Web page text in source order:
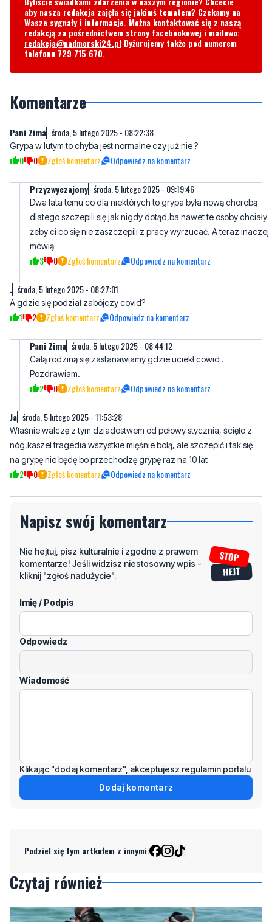
telefonu729 715 670.
Komentarze
Grypa w lutym to chyba jest normalne czy już nie ?
Przyzwyczajony środa, 5 lutego 2025 - 09:19:46
Dwa lata temu co dla niektórych to grypa była nową chorobą
żeby ci co się nie zaszczepili z pracy wyrzucać. A teraz inaczej
mówią
3 0 Zgłoś komentarz Odpowiedz na komentarz
środa, 5 lutego 2025 - 08:27:01
A gdzie się podział zabójczy covid?
Pani Zima środa, 5 lutego 2025 - 08:44:12
Całą rodziną się zastanawiamy gdzie uciekł cowid .
2 0 Zgłoś komentarz Odpowiedz na komentarz
środa, 5 lutego 2025 - 11:53:28
Właśnie walczę z tym dziadostwem od połowy stycznia, ścięło z
na grypę nie będę bo przechodzę grypę raz na 10 lat
2 0 Zgłoś komentarz Odpowiedz na komentarz
Napisz swój komentarz
komentarze! Jeśli widzisz niestosowny wpis -
kliknij "zgłoś nadużycie".
Imię / Podpis
Odpowiedz
Wiadomość